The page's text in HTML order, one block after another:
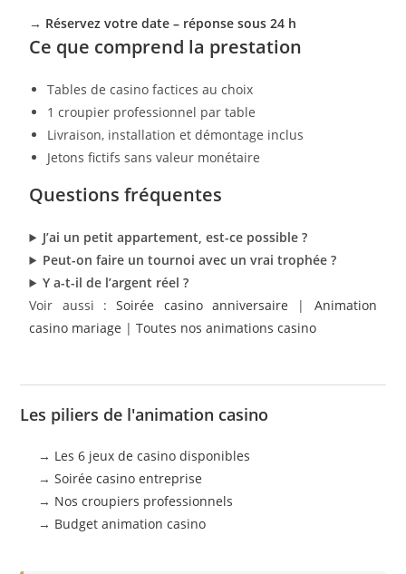
→ Réservez votre date – réponse sous 24 h
Ce que comprend la prestation
Tables de casino factices au choix
1 croupier professionnel par table
Livraison, installation et démontage inclus
Jetons fictifs sans valeur monétaire
Questions fréquentes
J’ai un petit appartement, est-ce possible ?
Peut-on faire un tournoi avec un vrai trophée ?
Y a-t-il de l’argent réel ?
Voir aussi :Soirée casino anniversaire | Animation
casino mariage |Toutes nos animations casino
Les piliers de l'animation casino
→ Les 6 jeux de casino disponibles
→Soirée casino entreprise
→ Nos croupiers professionnels
→ Budget animation casino